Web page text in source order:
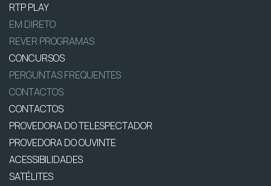
RTP PLAY
EM DIRETO
REVER PROGRAMAS
CONCURSOS
PERGUNTAS FREQUENTES
CONTACTOS
CONTACTOS
PROVEDORA DO TELESPECTADOR
PROVEDORA DO OUVINTE
ACESSIBILIDADES
SATÉLITES